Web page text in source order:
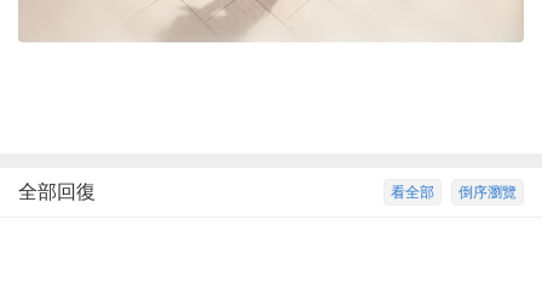
倒序瀏覽
看全部
全部回復